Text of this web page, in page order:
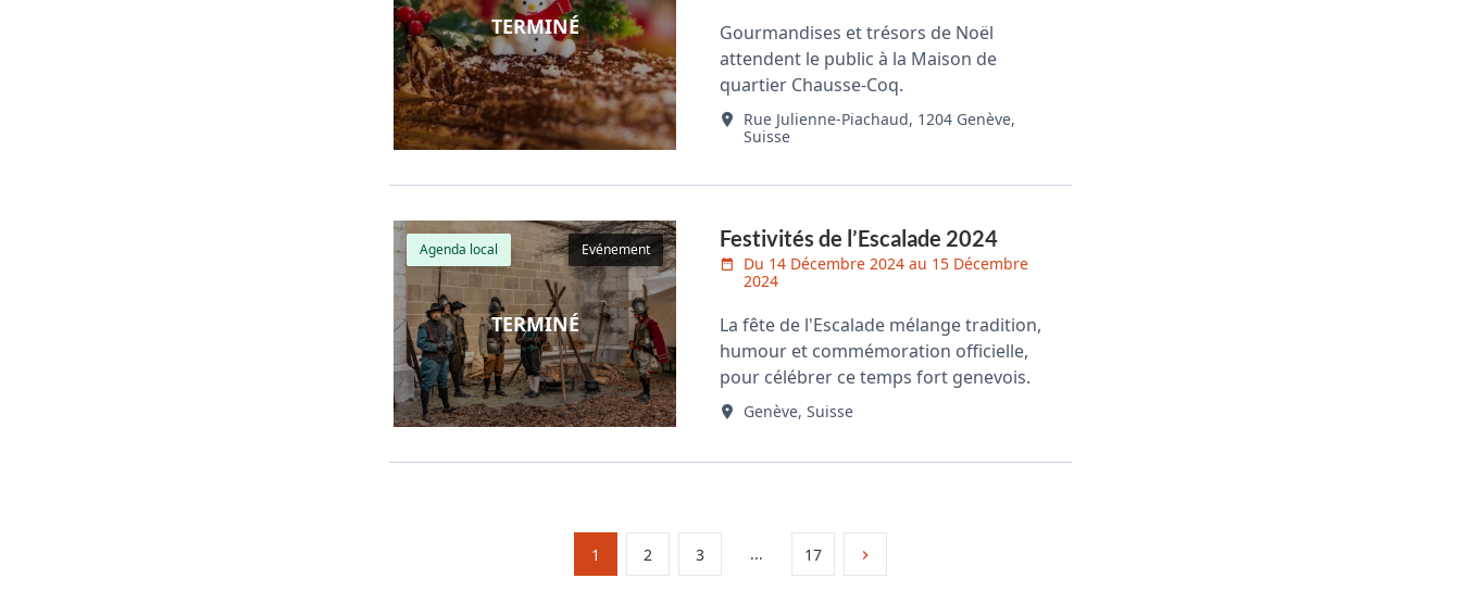
TERMINÉ
Gourmandises et trésors de Noël
attendent le public à la Maison de
quartier Chausse-Coq.
Rue Julienne-Piachaud, 1204 Genève,
Suisse
Evénement
Agenda local
TERMINÉ
Festivités de l’Escalade 2024
Du 14 Décembre 2024 au 15 Décembre
2024
La fête de l'Escalade mélange tradition,
humour et commémoration officielle,
pour célébrer ce temps fort genevois.
Genève, Suisse
1 2 3 ... 17